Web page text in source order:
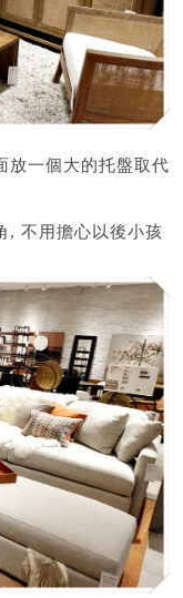
放一個大的托盤取代
, 不用擔心以後小孩